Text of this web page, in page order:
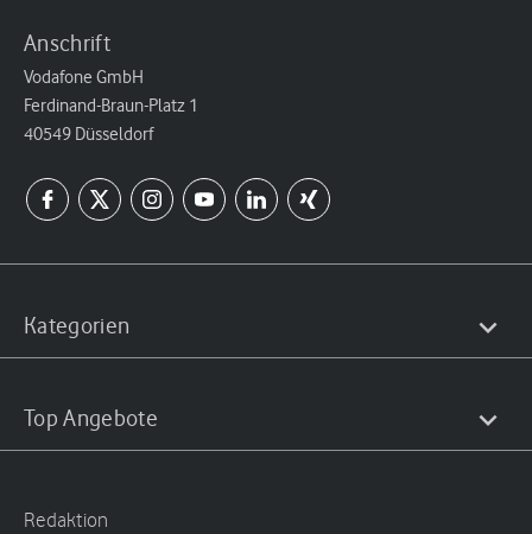
Anschrift
Vodafone GmbH
Ferdinand-Braun-Platz 1
40549 Düsseldorf
Kategorien
Top Angebote
Redaktion